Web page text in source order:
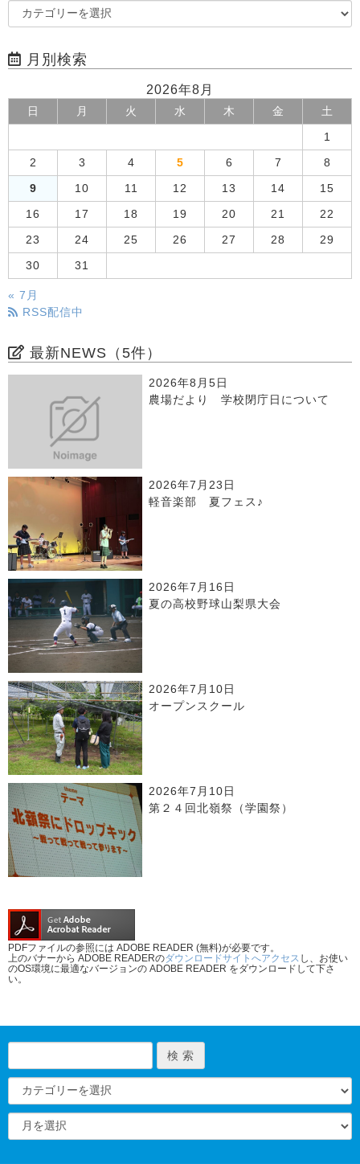
月別検索
2026年8月
日 月 火 水 木 金 土
1
2 3 4 5 6 7 8
9 10 11 12 13 14 15
16 17 18 19 20 21 22
23 24 25 26 27 28 29
30 31
« 7月
RSS配信中
最新NEWS（5件）
2026年8月5日
農場だより 学校閉庁日について
2026年7月23日
軽音楽部 夏フェス♪
2026年7月16日
夏の高校野球山梨県大会
2026年7月10日
オープンスクール
2026年7月10日
第２４回北嶺祭（学園祭）
PDFファイルの参照には ADOBE READER (無料)が必要です。
上のバナーから ADOBE READERのダウンロードサイトへアクセス し、お使い
のOS環境に最適なバージョンの ADOBE READER をダウンロードして下さ
い。